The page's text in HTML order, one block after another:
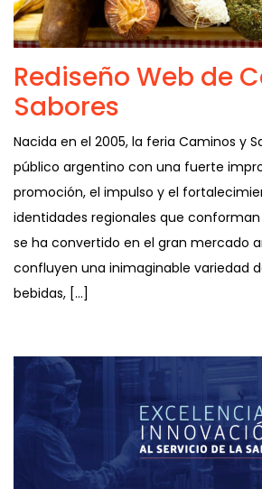
Rediseño Web de
Sabores
Nacida en el 2005, la feria Caminos y
público argentino con una fuerte
promoción, el impulso y el
identidades regionales que conforman
se ha convertido en el gran mercado
confluyen una inimaginable variedad
bebidas, […]